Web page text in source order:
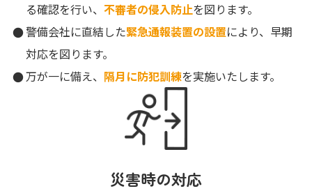
る確認を行い、 不審者の侵入防止を図ります。
警備会社に直結した緊急通報装置の設置により、早期
対応を図ります。
万が一に備え、 隔月に防犯訓練を実施いたします。
災害時の対応